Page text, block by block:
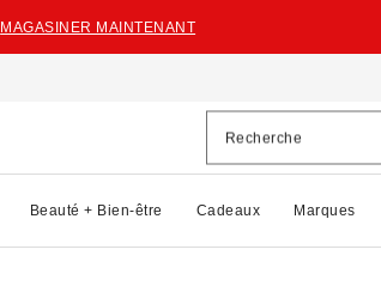
MAGASINER MAINTENANT
Beauté + Bien-être Cadeaux Marques